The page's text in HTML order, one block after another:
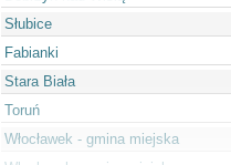
Słubice
Fabianki
Stara Biała
Toruń
Włocławek - gmina miejska